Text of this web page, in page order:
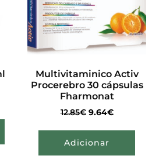
Multivitaminico Activ
Procerebro 30 cápsulas
Fharmonat
12.85€ 9.64€
Adicionar